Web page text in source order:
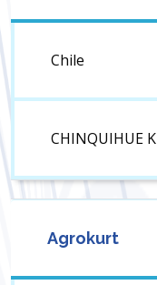
Chile
CHINQUIHUE
Agrokurt